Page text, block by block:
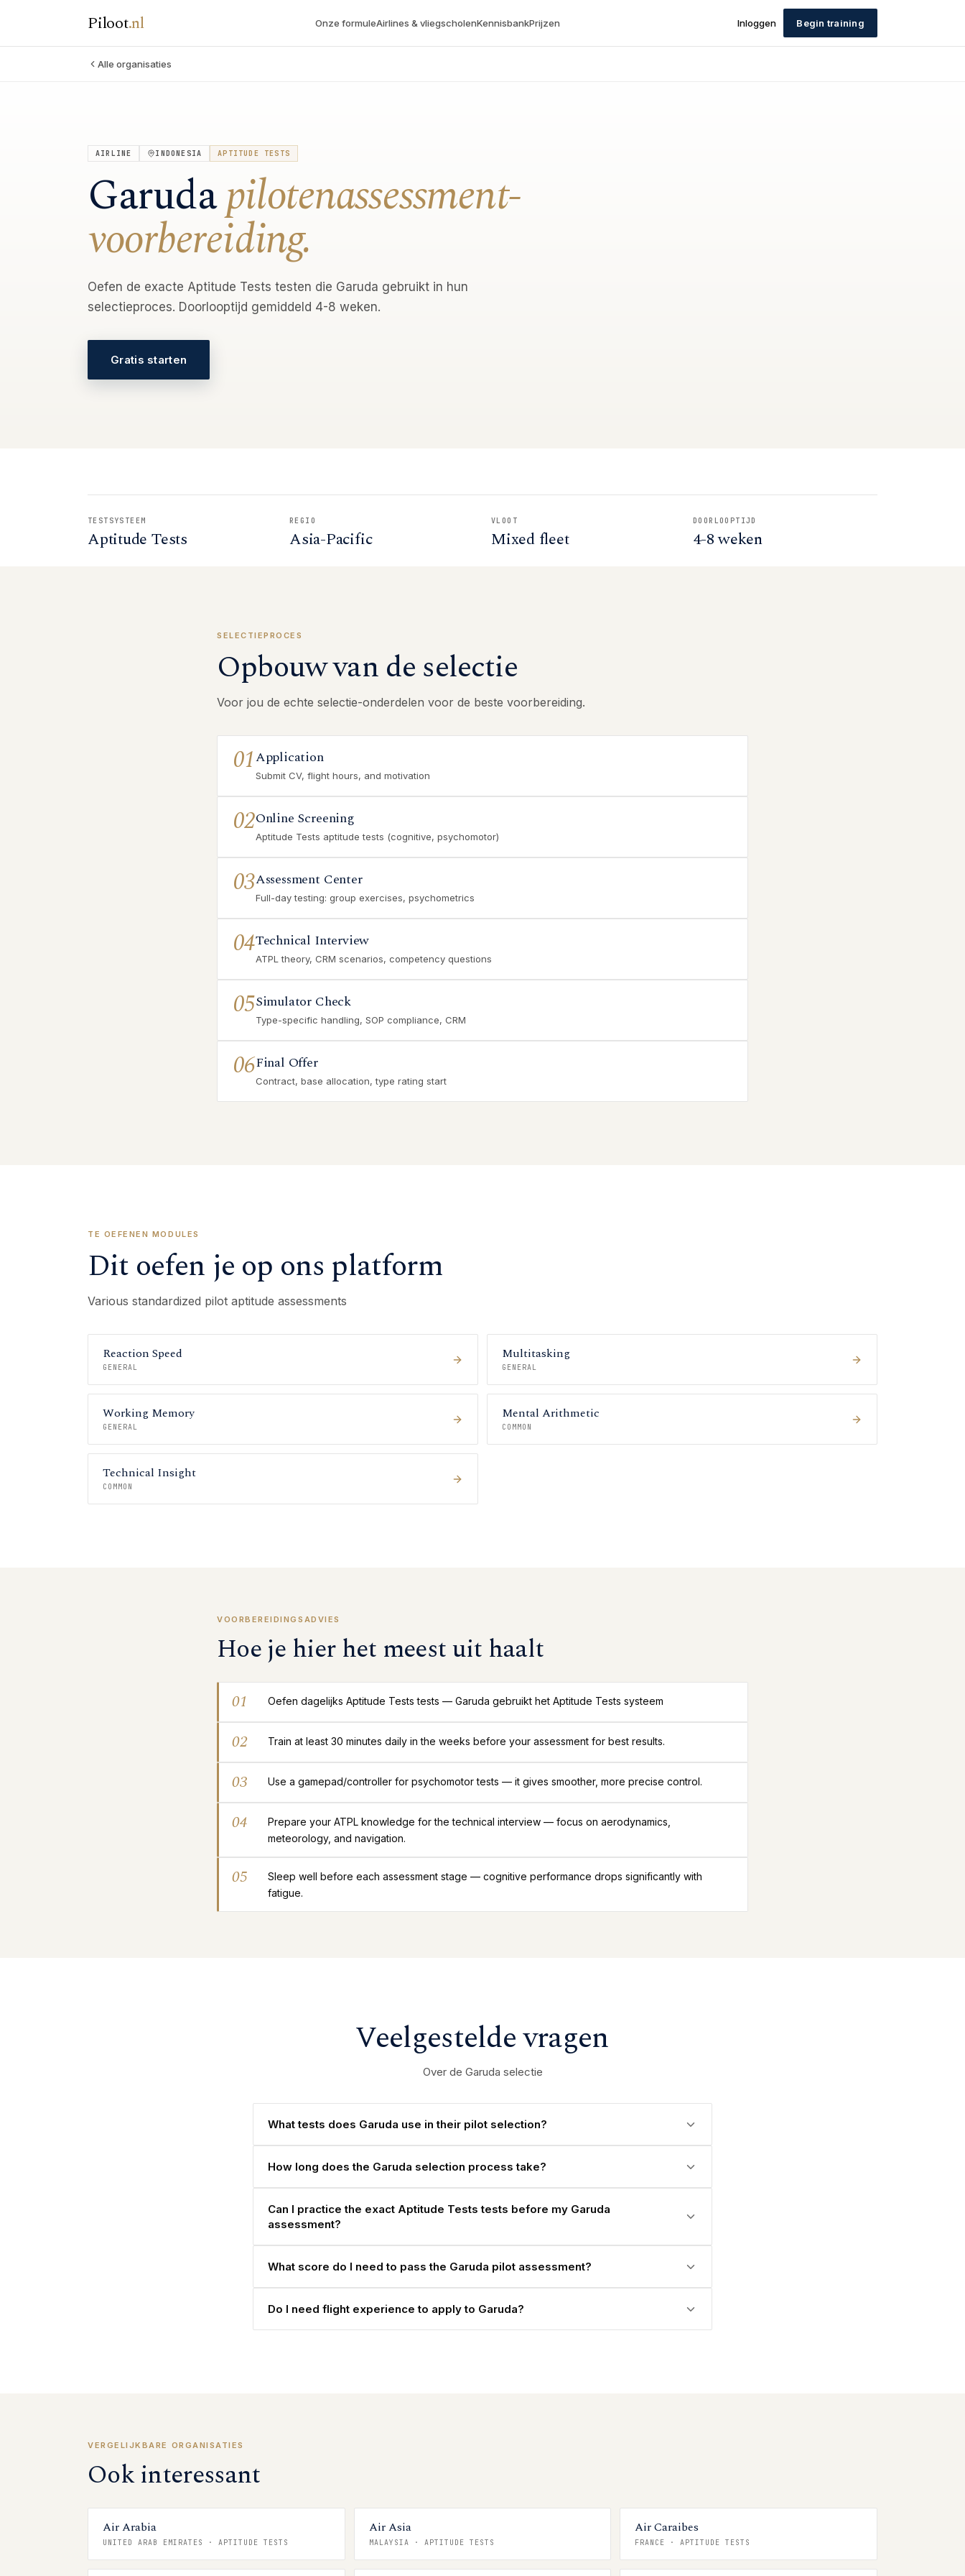
Piloot.nl Onze formuleAirlines & vliegscholenKennisbankPrijzen Inloggen Begin training
Alle organisaties
AIRLINE INDONESIA APTITUDE TESTS
Garudapilotenassessment-
voorbereiding.
Oefen de exacte Aptitude Tests testen die Garuda gebruikt in hun
selectieproces. Doorlooptijd gemiddeld 4-8 weken.
Gratis starten
TESTSYSTEEM
Aptitude Tests
REGIO
Asia-Pacific
VLOOT
Mixed fleet
DOORLOOPTIJD
4-8 weken
SELECTIEPROCES
Opbouw van de selectie
Voor jou de echte selectie-onderdelen voor de beste voorbereiding.
01Application
Submit CV, flight hours, and motivation
02Online Screening
Aptitude Tests aptitude tests (cognitive, psychomotor)
03Assessment Center
Full-day testing: group exercises, psychometrics
04Technical Interview
ATPL theory, CRM scenarios, competency questions
05Simulator Check
Type-specific handling, SOP compliance, CRM
06Final Offer
Contract, base allocation, type rating start
TE OEFENEN MODULES
Dit oefen je op ons platform
Various standardized pilot aptitude assessments
Reaction Speed
GENERAL
Multitasking
GENERAL
Working Memory
GENERAL
Mental Arithmetic
COMMON
Technical Insight
COMMON
VOORBEREIDINGSADVIES
Hoe je hier het meest uit haalt
01 Oefen dagelijks Aptitude Tests tests — Garuda gebruikt het Aptitude Tests systeem
02 Train at least 30 minutes daily in the weeks before your assessment for best results.
03 Use a gamepad/controller for psychomotor tests — it gives smoother, more precise control.
04
Prepare your ATPL knowledge for the technical interview — focus on aerodynamics,
meteorology, and navigation.
05
Sleep well before each assessment stage — cognitive performance drops significantly with
fatigue.
Veelgestelde vragen
Over de Garuda selectie
What tests does Garuda use in their pilot selection?
How long does the Garuda selection process take?
Can I practice the exact Aptitude Tests tests before my Garuda
assessment?
What score do I need to pass the Garuda pilot assessment?
Do I need flight experience to apply to Garuda?
VERGELIJKBARE ORGANISATIES
Ook interessant
Air Arabia
UNITED ARAB EMIRATES · APTITUDE TESTS
Air Asia
MALAYSIA · APTITUDE TESTS
Air Caraibes
FRANCE ·APTITUDE TESTS